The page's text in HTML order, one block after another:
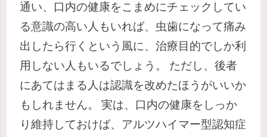
通い、口内の健康をこまめにチェックしてい
る意識の高い人もいれば、虫歯になって痛み
出したら行くという風に、治療目的でしか利
用しない人もいるでしょう。
ただし、後者
にあてはまる人は認識を改めたほうがいいか
もしれません。
実は、口内の健康をしっか
り維持しておけば、アルツハイマー型認知症